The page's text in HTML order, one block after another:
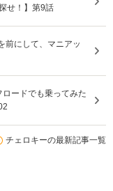
せ！】第9話
前にして、マニアッ
ードでも乗ってみた
チェロキーの最新記事一覧